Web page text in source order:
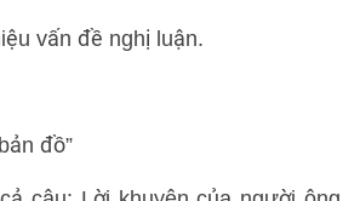
vấn đề nghị luận.
đồ”